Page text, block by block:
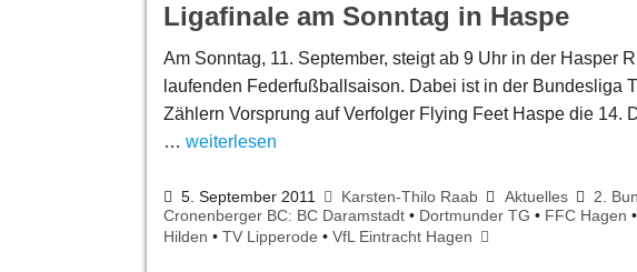
Ligafinale am Sonntag in Haspe
Am Sonntag, 11. September, steigt ab 9 Uhr in der Hasper
laufenden Federfußballsaison. Dabei ist in der Bundesliga
Zählern Vorsprung auf Verfolger Flying Feet Haspe die 14.
… weiterlesen
5. September 2011 Karsten-Thilo Raab Aktuelles 2.
Cronenberger BC: BC Daramstadt • Dortmunder TG • FFC Hagen •
Hilden • TV Lipperode • VfL Eintracht Hagen